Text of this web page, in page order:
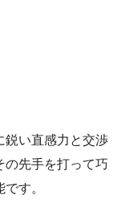
鋭い直感力と交渉
の先手を打って巧
す。